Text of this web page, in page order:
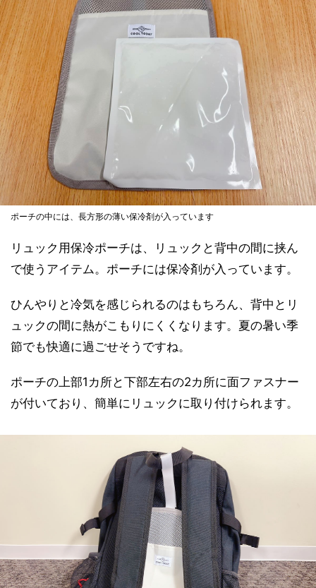
ポーチの中には、長方形の薄い保冷剤が入っています
リュック用保冷ポーチは、リュックと背中の間に挟ん
で使うアイテム。ポーチには保冷剤が入っています。
ひんやりと冷気を感じられるのはもちろん、背中とリ
ュックの間に熱がこもりにくくなります。夏の暑い季
節でも快適に過ごせそうですね。
ポーチの上部1カ所と下部左右の2カ所に面ファスナー
が付いており、簡単にリュックに取り付けられます。